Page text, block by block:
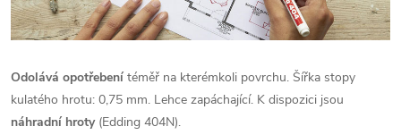
Odolává opotřebení téměř na kterémkoli povrchu. Šířka stopy
kulatého hrotu: 0,75 mm. Lehce zapáchající. K dispozici jsou
náhradní hroty(Edding 404N).